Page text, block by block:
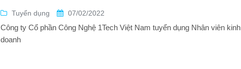
Tuyển dụng 07/02/2022
Công ty Cổ phần Công Nghệ 1Tech Việt Nam tuyển dụng Nhân viên kinh
doanh